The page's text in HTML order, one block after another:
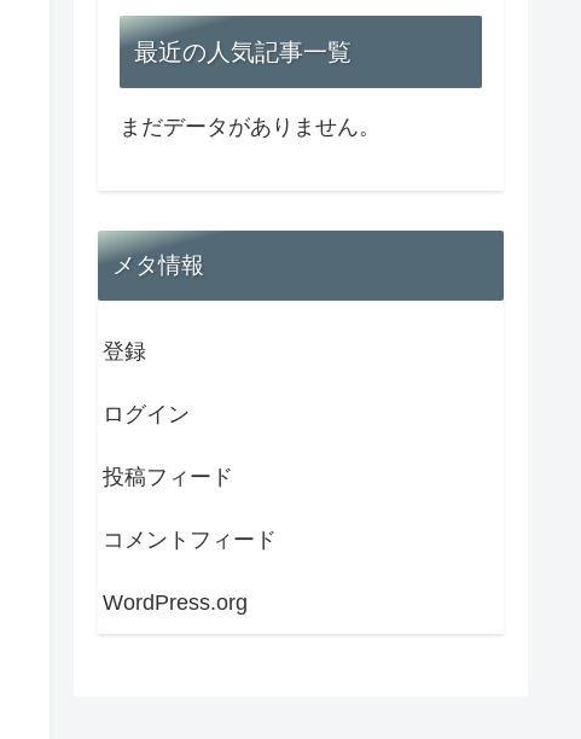
最近の人気記事一覧
まだデータがありません。
メタ情報
登録
ログイン
投稿フィード
コメントフィード
WordPress.org